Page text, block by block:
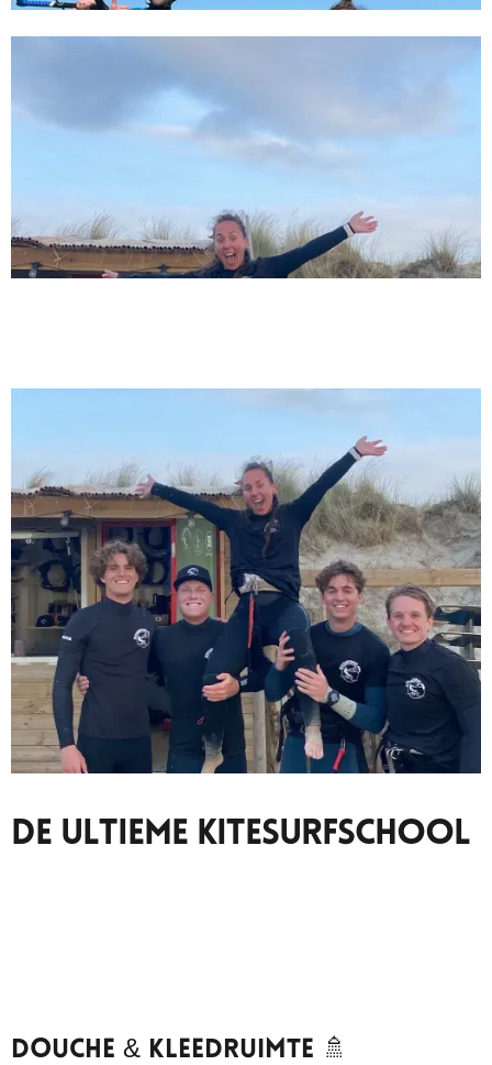
9/3/24
wissen musst! | Kitesurf-Spot
De Ultieme Kitesurfschool
Douche & Kleedruimte 🚿